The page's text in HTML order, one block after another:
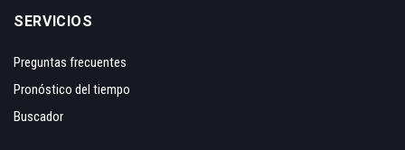
SERVICIOS
Preguntas frecuentes
Pronóstico del tiempo
Buscador